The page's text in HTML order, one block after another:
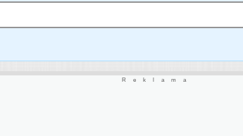
Reklama